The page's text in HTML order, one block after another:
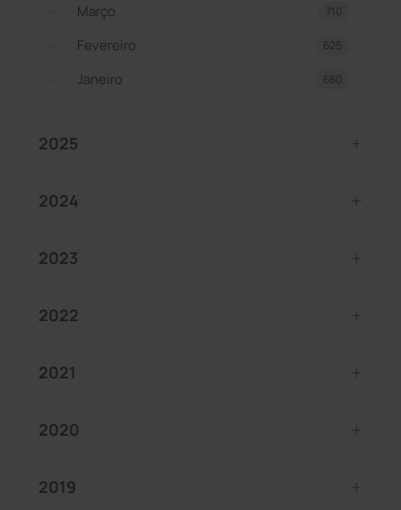
Março 710
Fevereiro 625
Janeiro 660
2025
2024
2023
2022
2021
2020
2019